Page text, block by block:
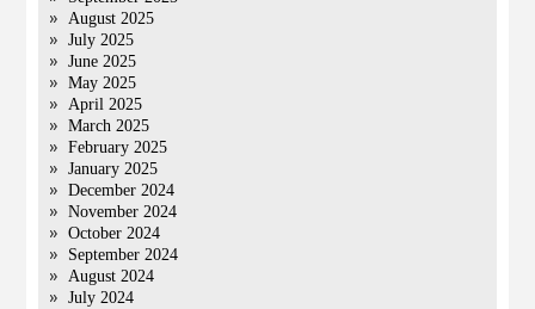
August 2025
July 2025
June 2025
May 2025
April 2025
March 2025
February 2025
January 2025
December 2024
November 2024
October 2024
September 2024
August 2024
July 2024